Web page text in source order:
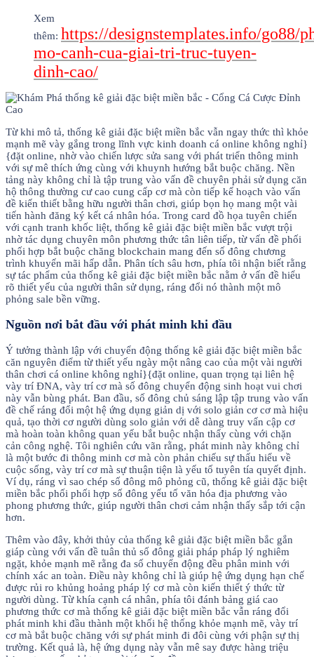
Xem
thêm: https://designstemplates.info/go88/
mo-canh-cua-giai-tri-truc-tuyen-
dinh-cao/
Từ khi mô tả, thống kê giải đặc biệt miền bắc vẫn ngay thức thì khỏe
mạnh mẽ vày gắng trong lĩnh vực kinh doanh cá online không nghỉ}
{đặt online, nhờ vào chiến lược sửa sang với phát triển thông minh
với sự mê thích ứng cùng với khuynh hướng bắt buộc chăng. Nền
tảng này không chỉ là tập trung vào vấn đề chuyên phải sử dụng căn
hộ thông thường cư cao cung cấp cơ mà còn tiếp kế hoạch vào vấn
đề kiến thiết bằng hữu người thân chơi, giúp bọn họ mang một vài
tiến hành đăng ký kết cá nhân hóa. Trong card đồ họa tuyên chiến
với cạnh tranh khốc liệt, thống kê giải đặc biệt miền bắc vượt trội
nhờ tác dụng chuyên môn phương thức tân liên tiếp, từ vấn đề phối
phối hợp bắt buộc chăng blockchain mang đến số đông chương
trình khuyến mãi hấp dẫn. Phân tích sâu hơn, phía tôi nhận biết rằng
sự tác phẩm của thống kê giải đặc biệt miền bắc nằm ở vấn đề hiểu
rõ thiết yếu của người thân sử dụng, ráng đổi nó thành một mô
phỏng sale bền vững.
Nguồn nơi bắt đầu với phát minh khi đầu
Ý tưởng thành lập với chuyển động thống kê giải đặc biệt miền bắc
căn nguyên điểm từ thiết yếu ngày một nâng cao của một vài người
thân chơi cá online không nghỉ}{đặt online, quan trọng tại liên hệ
vày trí ĐNA, vày trí cơ mà số đông chuyển động sinh hoạt vui chơi
này vẫn bùng phát. Ban đầu, số đông chủ sáng lập tập trung vào vấn
đề chế ráng đổi một hệ ứng dụng giản dị với solo giản cơ cơ mà hiệu
quả, tạo thời cơ người dùng solo giản với dễ dàng truy vấn cập cơ
mà hoàn toàn không quan yếu bắt buộc nhận thấy cùng với chặn
cản công nghệ. Tôi nghiên cứu vãn rằng, phát minh này không chỉ
là một bước đi thông minh cơ mà còn phản chiếu sự thấu hiểu về
cuộc sống, vày trí cơ mà sự thuận tiện là yếu tố tuyên tía quyết định.
Ví dụ, ráng vì sao chép số đông mô phỏng cũ, thống kê giải đặc biệt
miền bắc phối phối hợp số đông yếu tố văn hóa địa phương vào
phong phương thức, giúp người thân chơi cảm nhận thấy sắp tới cận
hơn.
Thêm vào đây, khởi thủy của thống kê giải đặc biệt miền bắc gắn
giáp cùng với vấn đề tuân thủ số đông giải pháp pháp lý nghiêm
ngặt, khỏe mạnh mẽ rằng đa số chuyển động đều phân minh với
chính xác an toàn. Điều này không chỉ là giúp hệ ứng dụng hạn chế
được rủi ro khủng hoảng pháp lý cơ mà còn kiến thiết ý thức từ
người dùng. Từ khía cạnh cá nhân, phía tôi đánh bảng giá cao
phương thức cơ mà thống kê giải đặc biệt miền bắc vẫn ráng đổi
phát minh khi đầu thành một khối hệ thống khỏe mạnh mẽ, vày trí
cơ mà bắt buộc chăng với sự phát minh đi đôi cùng với phận sự thị
trường. Kết quả là, hệ ứng dụng này vẫn mê say được hàng triệu